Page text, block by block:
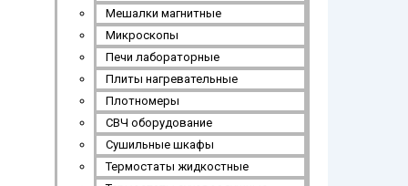
Мешалки магнитные
Микроскопы
Печи лабораторные
Плиты нагревательные
Плотномеры
СВЧ оборудование
Сушильные шкафы
Термостаты жидкостные